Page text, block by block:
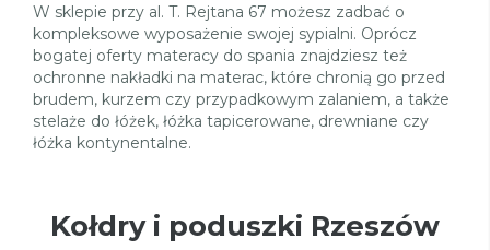
W sklepie przy al. T. Rejtana 67 możesz zadbać o
kompleksowe wyposażenie swojej sypialni. Oprócz
bogatej oferty materacy do spania znajdziesz też
ochronne nakładki na materac, które chronią go przed
brudem, kurzem czy przypadkowym zalaniem, a także
stelaże do łóżek, łóżka tapicerowane, drewniane czy
łóżka kontynentalne.
Kołdry i poduszki Rzeszów